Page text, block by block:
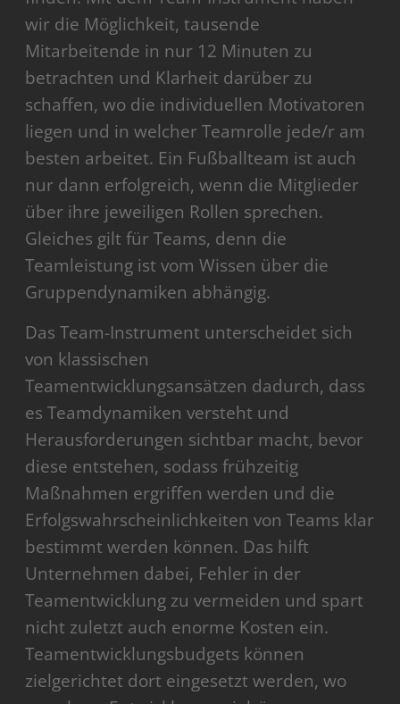
wir die Möglichkeit, tausende
Mitarbeitende in nur 12 Minuten zu
betrachten und Klarheit darüber zu
schaffen, wo die individuellen Motivatoren
liegen und in welcher Teamrolle jede/r am
besten arbeitet. Ein Fußballteam ist auch
nur dann erfolgreich, wenn die Mitglieder
über ihre jeweiligen Rollen sprechen.
Gleiches gilt für Teams, denn die
Teamleistung ist vom Wissen über die
Gruppendynamiken abhängig.
Das Team-Instrument unterscheidet sich
von klassischen
Teamentwicklungsansätzen dadurch, dass
es Teamdynamiken versteht und
Herausforderungen sichtbar macht, bevor
diese entstehen, sodass frühzeitig
Maßnahmen ergriffen werden und die
Erfolgswahrscheinlichkeiten von Teams klar
bestimmt werden können. Das hilft
Unternehmen dabei, Fehler in der
Teamentwicklung zu vermeiden und spart
nicht zuletzt auch enorme Kosten ein.
Teamentwicklungsbudgets können
zielgerichtet dort eingesetzt werden, wo